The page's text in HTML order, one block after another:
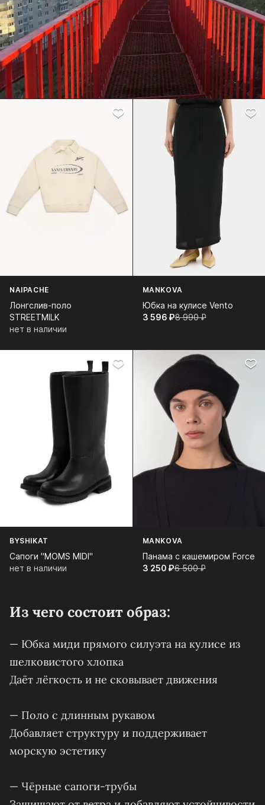
NAIPACHE
Лонгслив-поло
STREETMILK
нет в наличии
MANKOVA
Юбка на кулисе Vento
3 596⁠ ⁠₽8 990⁠ ⁠₽
BYSHIKAT
Сапоги "MOMS MIDI"
нет в наличии
MANKOVA
Панама с кашемиром Force
3 250⁠ ⁠₽6 500⁠ ⁠₽
Из чего состоит образ:
— Юбка миди прямого силуэта на кулисе из
шелковистого хлопка
Даёт лёгкость и не сковывает движения
— Поло с длинным рукавом
Добавляет структуру и поддерживает
морскую эстетику
— Чёрные сапоги-трубы